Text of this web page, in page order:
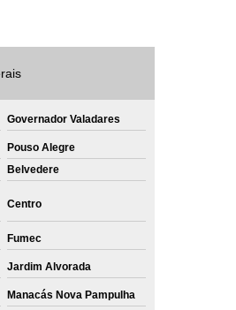
Camisetas
Label Roupas
Algodão
Algodão
Camisetas
Lisas
Governador Valadares
Pouso Alegre
Belvedere
Centro
Fumec
Jardim Alvorada
Manacás Nova Pampulha